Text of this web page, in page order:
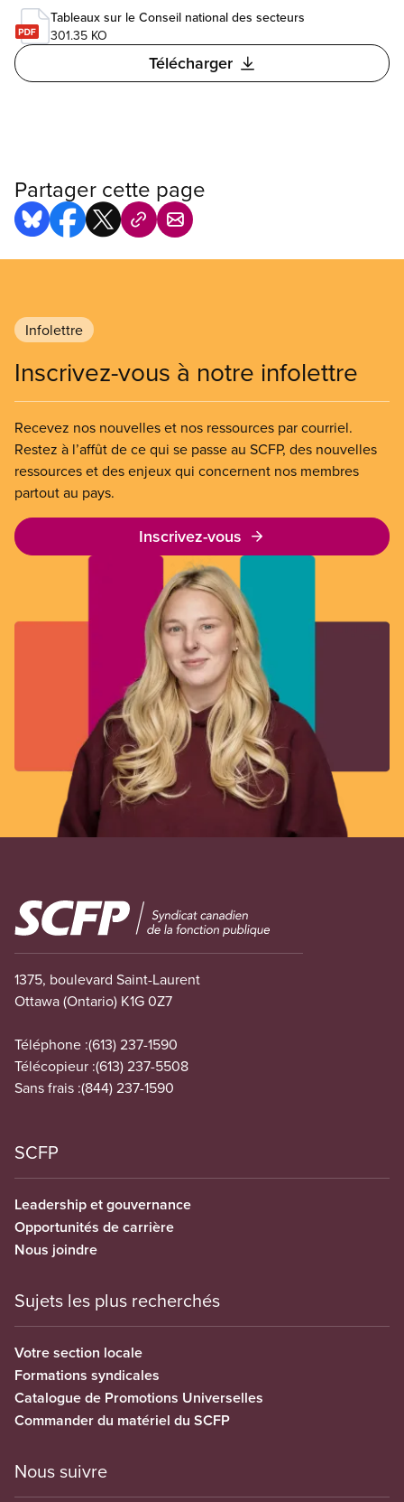
Tableaux sur le Conseil national des secteurs
301.35 KO
Télécharger
Partager cette page
Infolettre
Inscrivez-vous à notre infolettre
Recevez nos nouvelles et nos ressources par courriel.
Restez à l’affût de ce qui se passe au SCFP, des nouvelles
ressources et des enjeux qui concernent nos membres
partout au pays.
Inscrivez-vous
Image
1375, boulevard Saint-Laurent
Ottawa (Ontario) K1G 0Z7
Téléphone :(613) 237-1590
Télécopieur :(613) 237-5508
Sans frais :(844) 237-1590
SCFP
Leadership et gouvernance
Opportunités de carrière
Nous joindre
Sujets les plus recherchés
Votre section locale
Formations syndicales
Catalogue de Promotions Universelles
Commander du matériel du SCFP
Nous suivre